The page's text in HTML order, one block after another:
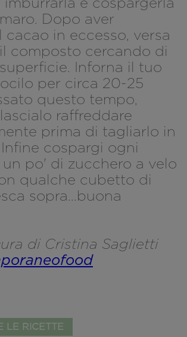
Dopo aver
in eccesso, versa
composto cercando di
Inforna il tuo
per circa 20-25
questo tempo,
raffreddare
prima di tagliarlo in
cospargi ogni
po' di zucchero a velo
qualche cubetto di
sopra...buona
di Cristina Saglietti
LE RICETTE